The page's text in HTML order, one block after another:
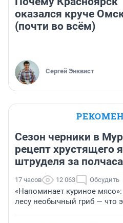
оказался круче
(почти во всём)
Сергей Энквист
Сезон черники в
рецепт хрустящего
штруделя за полчаса
17 часов 12 063 Обсудить
«Напоминает куриное
лесу необычный гриб — что